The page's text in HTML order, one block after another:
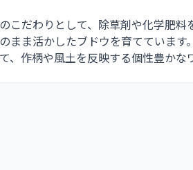
こだわりとして、除草剤や化学肥料
まま活かしたブドウを育てていま
、作柄や風土を反映する個性豊かな